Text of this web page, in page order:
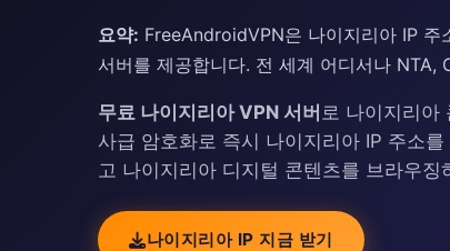
요약: FreeAndroidVPN은 나이지리아 IP 주
서버를 제공합니다. 전 세계 어디서나
무료 나이지리아 VPN 서버 로 나이지리아
사급 암호화로 즉시 나이지리아 IP 주소
고 나이지리아 디지털 콘텐츠를 브라우징
나이지리아 IP 지금 받기